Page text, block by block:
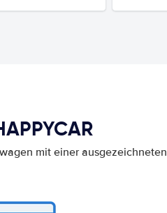
mit einer ausgezeichneten